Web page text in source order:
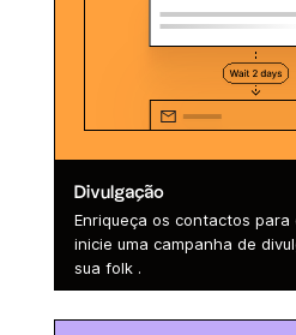
Divulgação
Enriqueça os contactos
inicie uma campanha de
sua folk .